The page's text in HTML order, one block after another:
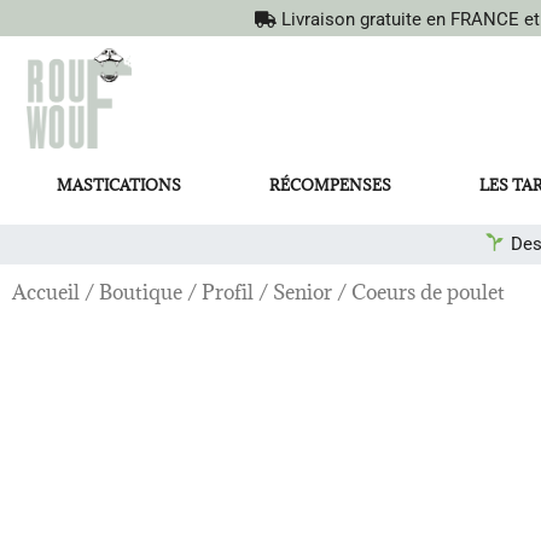
Livraison gratuite en FRANCE
MASTICATIONS RÉCOMPENSES LES
Accueil /Boutique /Profil / Senior / Coeurs de poulet